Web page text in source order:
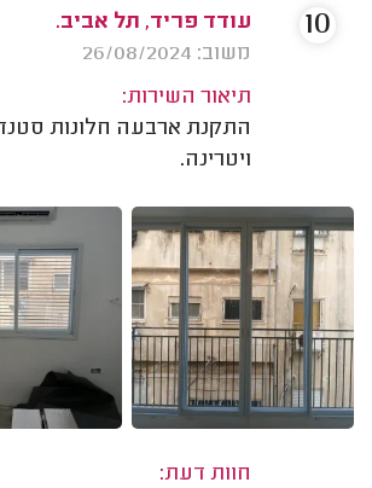
עודד פריד, תל אביב.
משוב: 26/08/2024
תיאור השירות:
התקנת ארבעה חלונות
ויטרינה.
חוות דעת:
10